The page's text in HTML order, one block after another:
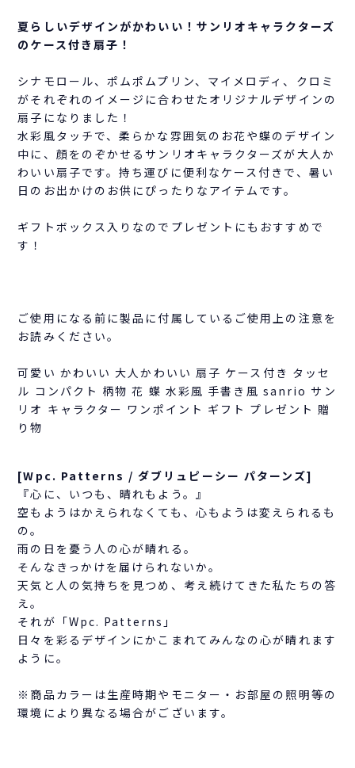
夏らしいデザインがかわいい！サンリオキャラクターズ
のケース付き扇子！
シナモロール、ポムポムプリン、マイメロディ、クロミ
がそれぞれのイメージに合わせたオリジナルデザインの
扇子になりました！
水彩風タッチで、柔らかな雰囲気のお花や蝶のデザイン
中に、顔をのぞかせるサンリオキャラクターズが大人か
わいい扇子です。持ち運びに便利なケース付きで、暑い
日のお出かけのお供にぴったりなアイテムです。
ギフトボックス入りなのでプレゼントにもおすすめで
す！
ご使用になる前に製品に付属しているご使用上の注意を
お読みください。
可愛い かわいい 大人かわいい 扇子 ケース付き タッセ
ル コンパクト 柄物 花 蝶 水彩風 手書き風 sanrio サン
リオ キャラクター ワンポイント ギフト プレゼント 贈
り物
[Wpc. Patterns / ダブリュピーシー パターンズ]
『心に、いつも、晴れもよう。』
空もようはかえられなくても、心もようは変えられるも
の。
雨の日を憂う人の心が晴れる。
そんなきっかけを届けられないか。
天気と人の気持ちを見つめ、考え続けてきた私たちの答
え。
それが「Wpc. Patterns」
日々を彩るデザインにかこまれてみんなの心が晴れます
ように。
※商品カラーは生産時期やモニター・お部屋の照明等の
環境により異なる場合がございます。